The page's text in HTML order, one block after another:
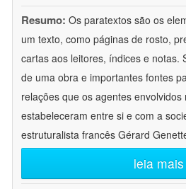
Resumo: Os paratextos são os
um texto, como páginas de rosto,
cartas aos leitores, índices e notas.
de uma obra e importantes fontes
relações que os agentes envolvidos
estabeleceram entre si e com a
estruturalista francês Gérard
leia mais